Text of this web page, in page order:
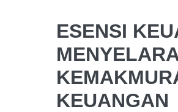
ESENSI
KEUANGAN